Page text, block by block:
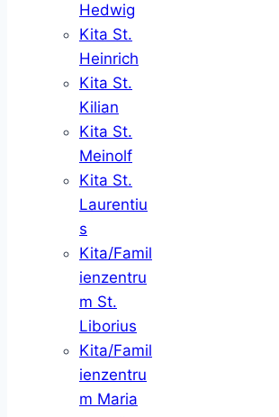
Hedwig
Kita St.
Heinrich
Kita St.
Kilian
Kita St.
Meinolf
Kita St.
Laurentiu
s
Kita/Famil
ienzentru
m St.
Liborius
Kita/Famil
ienzentru
m Maria